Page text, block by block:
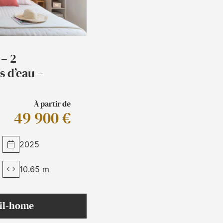
2
d’eau –
À partir de
49 900 €
2025
10.65 m
home